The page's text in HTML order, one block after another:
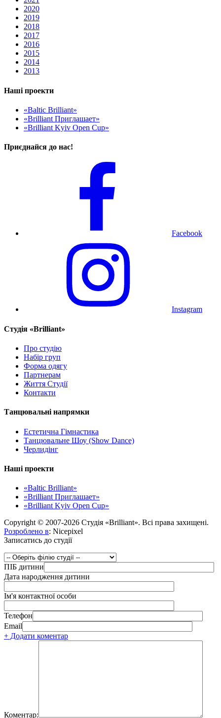
2020
2019
2018
2017
2016
2015
2014
2013
Наші проекти
«Baltic Brilliant»
«Brilliant Приглашает»
«Brilliant Kyiv Open Cup»
Приєднайся до нас!
Facebook
Instagram
Cтудія «Brilliant»
Про студію
Набір груп
Форма одягу
Партнерам
Життя Студії
Контакти
Танцювальні напрямки
Естетична Гімнастика
Танцювальне Шоу (Show Dance)
Черлидінг
Наші проекти
«Baltic Brilliant»
«Brilliant Приглашает»
«Brilliant Kyiv Open Cup»
Copyright © 2007-2026 Студія «Brilliant». Всі права захищені.
Розроблено в: Nicepixel
Записатись до студії
ПІБ дитини
Дата народження дитини
Ім'я контактної особи
Телефон
Email
+ Додати коментар
Коментар: